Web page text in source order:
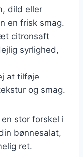
dild eller
en frisk smag.
citronsaft
syrlighed,
at tilføje
og smag.
stor forskel i
bønnesalat,
ret.